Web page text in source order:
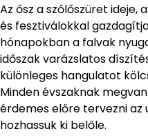
Az ősz a szőlőszüret ideje,
és fesztiválokkal
hónapokban a falvak
időszak varázslatos
különleges hangulatot
Minden évszaknak
érdemes előre tervezni
hozhassuk ki belőle.